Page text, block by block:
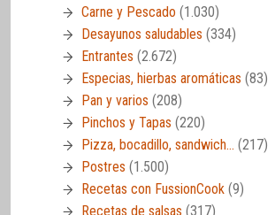
Carne y Pescado (1.030)
Desayunos saludables (334)
Entrantes (2.672)
Especias, hierbas aromáticas (83)
Pan y varios (208)
Pinchos y Tapas (220)
Pizza, bocadillo, sandwich… (217)
Postres (1.500)
Recetas con FussionCook (9)
Recetas de salsas (317)